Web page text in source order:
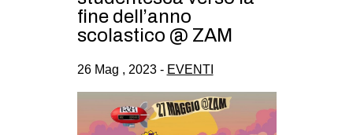
REPRESSIONE
STUDENTI
CULTURE
ARTE
CINEMA
fine dell’anno
scolastico @ ZAM
26 Mag , 2023 - EVENTI